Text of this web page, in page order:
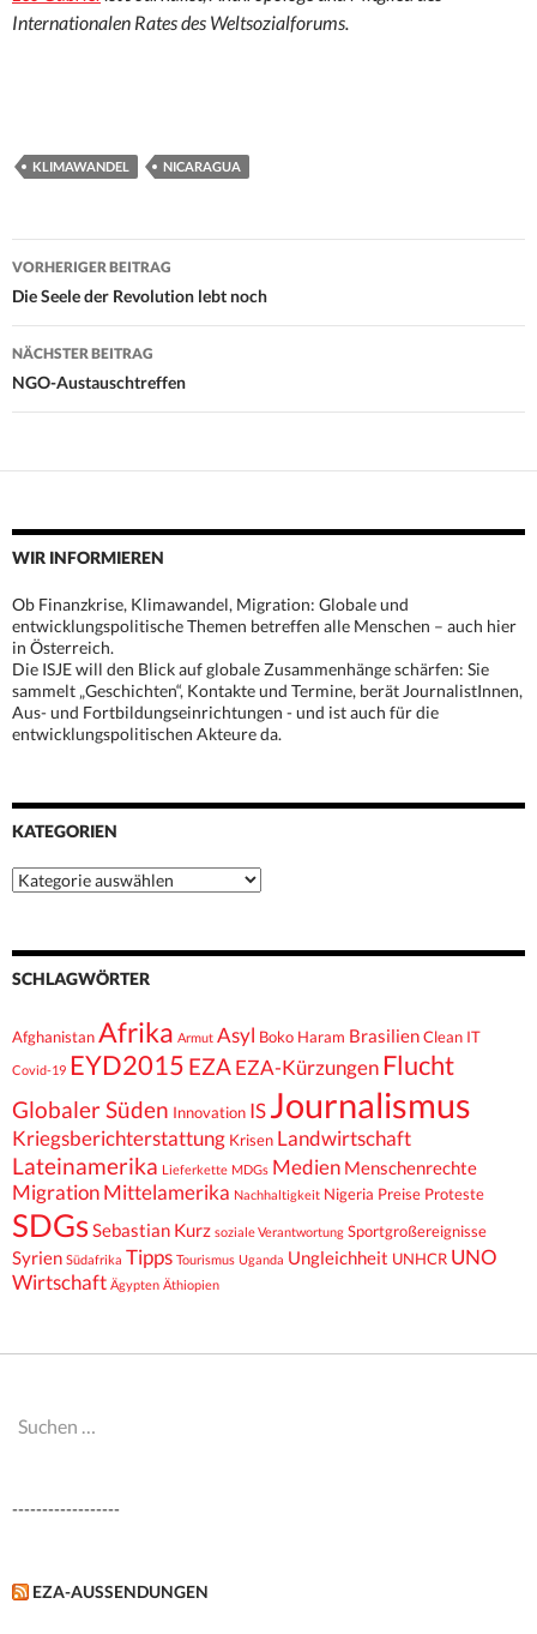
Internationalen Rates des Weltsozialforums.
KLIMAWANDEL NICARAGUA
Beitrags-
Navigation
VORHERIGER BEITRAG
Die Seele der Revolution lebt noch
NÄCHSTER BEITRAG
NGO-Austauschtreffen
WIR INFORMIEREN
Ob Finanzkrise, Klimawandel, Migration: Globale und
entwicklungspolitische Themen betreffen alle Menschen – auch hier
in Österreich.
Die ISJE will den Blick auf globale Zusammenhänge schärfen: Sie
sammelt „Geschichten“, Kontakte und Termine, berät JournalistInnen,
Aus- und Fortbildungseinrichtungen - und ist auch für die
entwicklungspolitischen Akteure da.
KATEGORIEN
Kategorien
SCHLAGWÖRTER
AfghanistanAfrika Armut Asyl Boko Haram BrasilienClean IT
Covid-19 EYD2015 EZA EZA-Kürzungen Flucht
Globaler Süden Innovation IS Journalismus
Kriegsberichterstattung Krisen Landwirtschaft
Lateinamerika Lieferkette MDGs Medien Menschenrechte
Migration Mittelamerika Nachhaltigkeit Nigeria Preise Proteste
SDGsSebastian Kurz soziale Verantwortung Sportgroßereignisse
Syrien Südafrika Tipps Tourismus Uganda Ungleichheit UNHCR UNO
Wirtschaft Ägypten Äthiopien
Suchen
------------------
EZA-AUSSENDUNGEN